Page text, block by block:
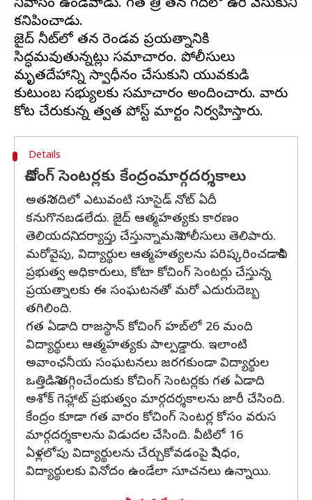
నివాసం ఉండేవాడు. గత రాత్రి తన గదిలో ఉరి వేసుకుని
కనిపించాడు.
జైద్ నీట్‌లో తన రెండవ ప్రయత్నానికి
సిద్ధమవుతున్నట్లు సమాచారం. పోలీసులు
మృతదేహాన్ని స్వాధీనం చేసుకుని యువకుడి
కుటుంబ సభ్యులకు సమాచారం అందించారు. వారు
Details
కోచింగ్ సెంటర్లకు కేంద్రంమార్గదర్శకాలు
అతని గదిలో ఎటువంటి సూసైడ్ నోట్ ఏదీ
కనుగొనబడలేదు. జైద్‌ ఆత్మహత్యకు కారణం
తెలియదని, దర్యాప్తు చేస్తున్నామని పోలీసులు తెలిపారు.
మరోవైపు, విద్యార్థుల ఆత్మహత్యలను పరిష్కరించడానికి
ప్రభుత్వ అధికారులు, కోటా కోచింగ్ సెంటర్లు చేస్తున్న
ప్రయత్నాలకు ఈ సంఘటనతో మరో ఎదురుదెబ్బ
తగిలింది.
గత ఏడాది రాజస్థాన్ కోచింగ్ హబ్‌లో 26 మంది
విద్యార్థులు ఆత్మహత్యకు పాల్పడ్డారు. ఇలాంటి
అవాంఛనీయ సంఘటనలు జరగకుండా విద్యార్థుల
ఒత్తిడిని తగ్గించేందుకు కోచింగ్ సెంటర్లకు గత ఏడాది
అశోక్ గెహ్లాట్ ప్రభుత్వం మార్గదర్శకాలను జారీ చేసింది.
కేంద్రం కూడా గత వారం కోచింగ్ సెంటర్ల కోసం వరుస
మార్గదర్శకాలను విడుదల చేసింది. వీటిలో 16
ఏళ్లలోపు విద్యార్థులను చేర్చుకోవడంపై నిషేధం,
విద్యార్థులకు వినోదం ఉండేలా సూచనలు ఉన్నాయి.